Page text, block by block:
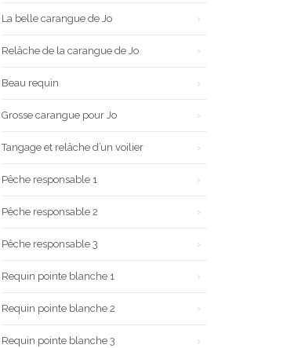
La belle carangue de Jo
Relâche de la carangue de Jo
Beau requin
Grosse carangue pour Jo
Tangage et relâche d’un voilier
Pêche responsable 1
Pêche responsable 2
Pêche responsable 3
Requin pointe blanche 1
Requin pointe blanche 2
Requin pointe blanche 3